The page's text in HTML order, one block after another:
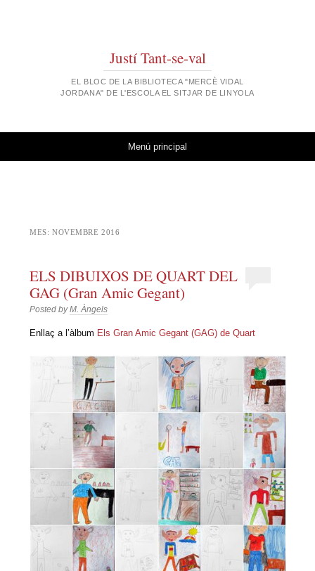
Justí Tant-se-val
EL BLOC DE LA BIBLIOTECA "MERCÈ VIDAL
JORDANA" DE L'ESCOLA EL SITJAR DE LINYOLA
Menú principal
MES:NOVEMBRE 2016
ELS DIBUIXOS DE QUART DEL
GAG (Gran Amic Gegant)
Posted byM. Àngels
Enllaç a l’àlbum Els Gran Amic Gegant (GAG) de Quart